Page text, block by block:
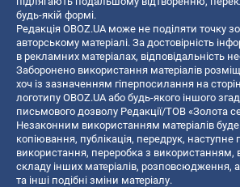
будь-якій формі.
Редакція OBOZ.UA може не поділяти точку
авторському матеріалі. За достовірність
в рекламних матеріалах, відповідальність
Заборонено використання матеріалів
хоч із зазначенням гіперпосилання на
логотипу OBOZ.UA або будь-якого іншого
письмового дозволу Редакції/ТОВ «Золота
Незаконним використанням матеріалів
копiювання, публiкацiя, передрук, наступне
використання, переробка з
складу інших матеріалів, розповсюдження,
та інші подібні зміни матеріалу.